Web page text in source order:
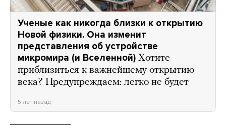
Ученые как никогда близки к открытию
Новой физики. Она изменит
представления об устройстве
микромира (и Вселенной) Хотите
приблизиться к важнейшему открытию
века? Предупреждаем: легко не будет
5 лет назад